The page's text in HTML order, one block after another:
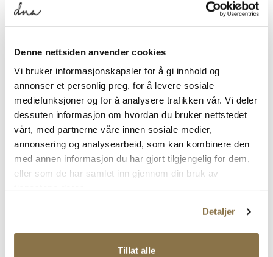
Denne nettsiden anvender cookies
Vi bruker informasjonskapsler for å gi innhold og
annonser et personlig preg, for å levere sosiale
mediefunksjoner og for å analysere trafikken vår. Vi deler
dessuten informasjon om hvordan du bruker nettstedet
vårt, med partnerne våre innen sosiale medier,
annonsering og analysearbeid, som kan kombinere den
med annen informasjon du har gjort tilgjengelig for dem,
eller som de har samlet inn gjennom din bruk av
Detaljer
Tillat alle
Okaki Hyper
Pris
1 499,-
OKAKI
Okaki Terrain
Pris
1 999,-